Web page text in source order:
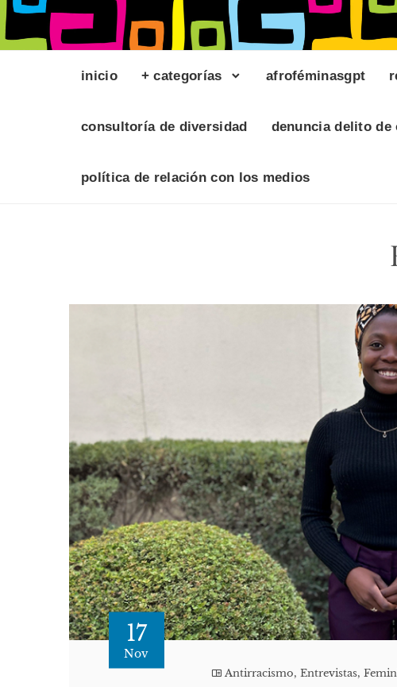
inicio + categorías afroféminasgpt
consultoría de diversidad denuncia delito de
política de relación con los medios
17
Nov
Antirracismo,Entrevistas,